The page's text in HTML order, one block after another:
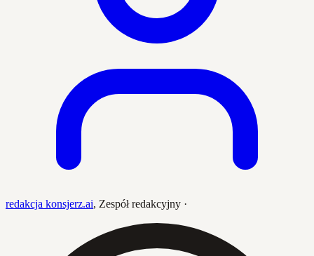
redakcja konsjerz.ai, Zespół redakcyjny ·